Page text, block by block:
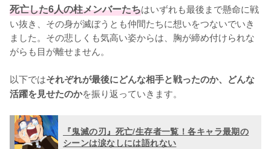
死亡した6人の柱メンバーたちはいずれも最後まで懸命に戦
い抜き、その身が滅ぼうとも仲間たちに想いをつないでいき
ました。その悲しくも気高い姿からは、胸が締め付けられな
がらも目が離せません。
以下ではそれぞれが最後にどんな相手と戦ったのか、どんな
活躍を見せたのかを振り返っていきます。
『鬼滅の刃』死亡/生存者一覧！各キャラ最期の
シーンは涙なしには語れない